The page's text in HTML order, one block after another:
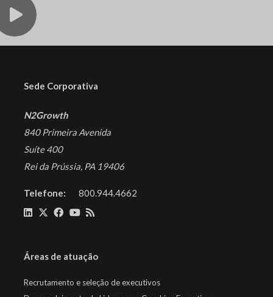
Sede Corporativa
N2Growth
840 Primeira Avenida
Suíte 400
Rei da Prússia, PA 19406
Telefone: 800.944.4662
Áreas de atuação
Recrutamento e seleção de executivos